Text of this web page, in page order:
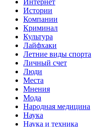
Истории
Компании
Криминал
Культура
Лайфхаки
Летние виды спорта
Личный счет
Люди
Места
Мнения
Мода
Народная медицина
Наука
Наука и техника